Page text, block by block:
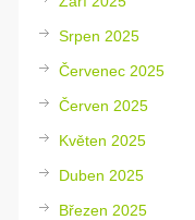
Srpen 2025
Červenec 2025
Červen 2025
Květen 2025
Duben 2025
Březen 2025